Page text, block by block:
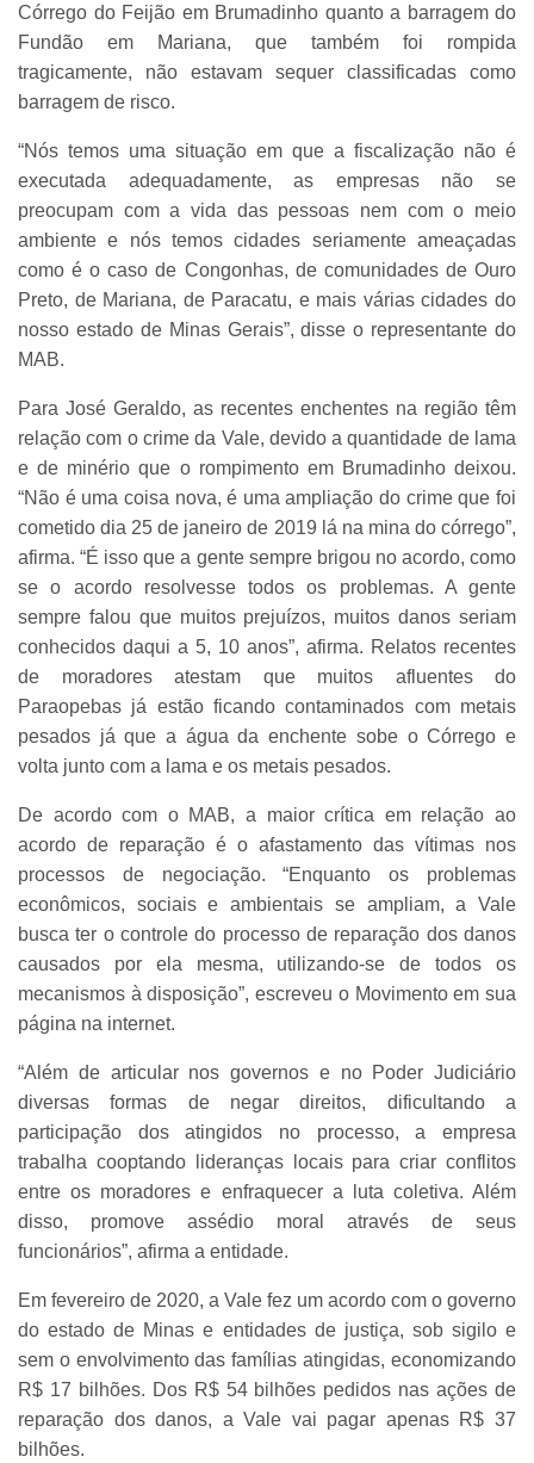
Córrego do Feijão em Brumadinho quanto a barragem do
Fundão em Mariana, que também foi rompida
tragicamente, não estavam sequer classificadas como
barragem de risco.
“Nós temos uma situação em que a fiscalização não é
executada adequadamente, as empresas não se
preocupam com a vida das pessoas nem com o meio
ambiente e nós temos cidades seriamente ameaçadas
como é o caso de Congonhas, de comunidades de Ouro
Preto, de Mariana, de Paracatu, e mais várias cidades do
nosso estado de Minas Gerais”, disse o representante do
MAB.
Para José Geraldo, as recentes enchentes na região têm
relação com o crime da Vale, devido a quantidade de lama
e de minério que o rompimento em Brumadinho deixou.
“Não é uma coisa nova, é uma ampliação do crime que foi
cometido dia 25 de janeiro de 2019 lá na mina do córrego”,
afirma. “É isso que a gente sempre brigou no acordo, como
se o acordo resolvesse todos os problemas. A gente
sempre falou que muitos prejuízos, muitos danos seriam
conhecidos daqui a 5, 10 anos”, afirma. Relatos recentes
de moradores atestam que muitos afluentes do
Paraopebas já estão ficando contaminados com metais
pesados já que a água da enchente sobe o Córrego e
volta junto com a lama e os metais pesados.
De acordo com o MAB, a maior crítica em relação ao
acordo de reparação é o afastamento das vítimas nos
processos de negociação. “Enquanto os problemas
econômicos, sociais e ambientais se ampliam, a Vale
busca ter o controle do processo de reparação dos danos
causados por ela mesma, utilizando-se de todos os
mecanismos à disposição”, escreveu o Movimento em sua
página na internet.
“Além de articular nos governos e no Poder Judiciário
diversas formas de negar direitos, dificultando a
participação dos atingidos no processo, a empresa
trabalha cooptando lideranças locais para criar conflitos
entre os moradores e enfraquecer a luta coletiva. Além
disso, promove assédio moral através de seus
funcionários”, afirma a entidade.
Em fevereiro de 2020, a Vale fez um acordo com o governo
do estado de Minas e entidades de justiça, sob sigilo e
sem o envolvimento das famílias atingidas, economizando
R$ 17 bilhões. Dos R$ 54 bilhões pedidos nas ações de
reparação dos danos, a Vale vai pagar apenas R$ 37
bilhões.